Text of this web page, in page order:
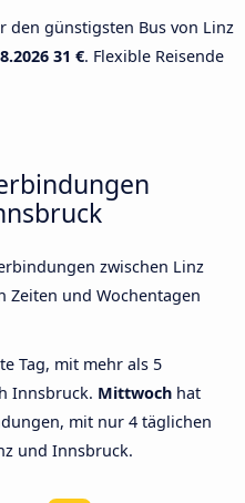
den günstigsten Bus von Linz
31 €. Flexible Reisende
zwischen Linz
Zeiten und Wochentagen
Tag, mit mehr als 5
Innsbruck. Mittwoch hat
mit nur 4 täglichen
und Innsbruck.